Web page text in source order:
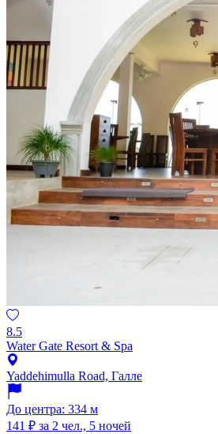
8.5
Water Gate Resort & Spa
Yaddehimulla Road, Галле
До центра: 334 м
141 ₽ за 2 чел., 5 ночей